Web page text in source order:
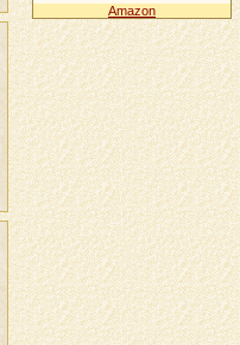
Amazon